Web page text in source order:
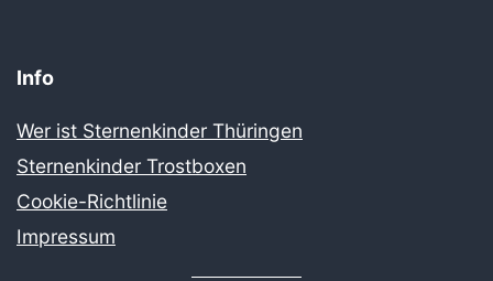
Info
Wer ist Sternenkinder Thüringen
Sternenkinder Trostboxen
Cookie-Richtlinie
Impressum